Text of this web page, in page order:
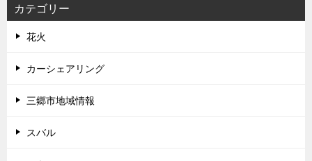
カテゴリー
花火
カーシェアリング
三郷市地域情報
スバル